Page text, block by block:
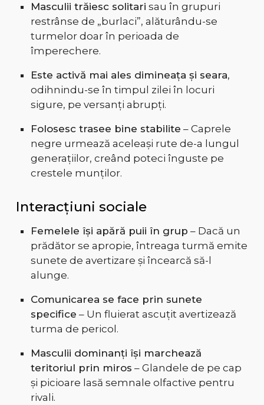
Masculii trăiesc solitari sau în grupuri
restrânse de „burlaci”, alăturându-se
turmelor doar în perioada de
împerechere.
Este activă mai ales dimineața și seara,
odihnindu-se în timpul zilei în locuri
sigure, pe versanți abrupți.
Folosesc trasee bine stabilite – Caprele
negre urmează aceleași rute de-a lungul
generațiilor, creând poteci înguste pe
crestele munților.
Interacțiuni sociale
Femelele își apără puii în grup – Dacă un
prădător se apropie, întreaga turmă emite
sunete de avertizare și încearcă să-l
alunge.
Comunicarea se face prin sunete
specifice – Un fluierat ascuțit avertizează
turma de pericol.
Masculii dominanți își marchează
teritoriul prin miros – Glandele de pe cap
și picioare lasă semnale olfactive pentru
rivali.